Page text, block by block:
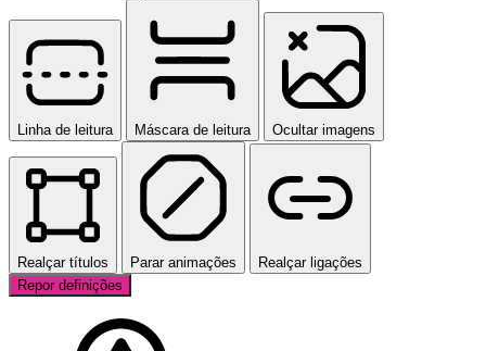
Linha de leitura Máscara de leitura Ocultar imagens
Realçar títulos Parar animações
Realçar ligações
Repor definições